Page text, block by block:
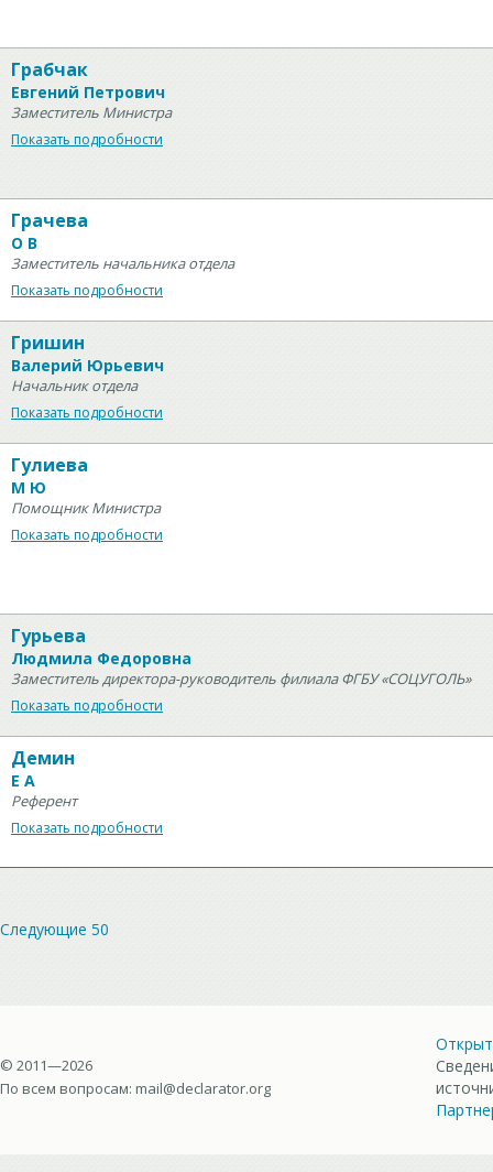
Грабчак
Евгений Петрович
Заместитель Министра
Показать подробности
Грачева
О В
Заместитель начальника отдела
Показать подробности
Гришин
Валерий Юрьевич
Начальник отдела
Показать подробности
Гулиева
М Ю
Помощник Министра
Показать подробности
Гурьева
Людмила Федоровна
Заместитель директора-руководитель филиала ФГБУ «СОЦУГОЛЬ»
Показать подробности
Демин
Е А
Референт
Показать подробности
Следующие 50
© 2011—2026
По всем вопросам: mail@declarator.org